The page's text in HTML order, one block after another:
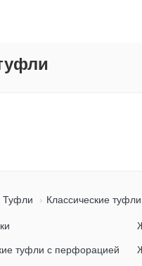
Туфли Классические туфли
туфли с перфорацией